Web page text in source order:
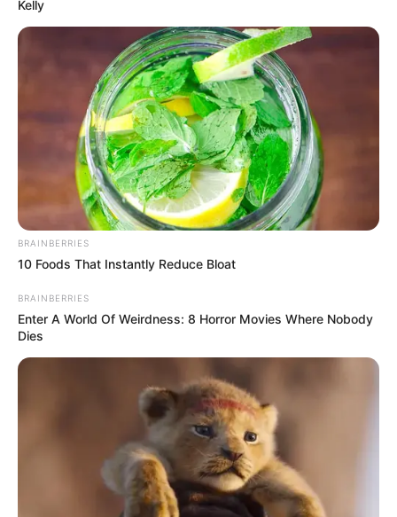
Kelly
BRAINBERRIES
10 Foods That Instantly Reduce Bloat
BRAINBERRIES
Enter A World Of Weirdness: 8 Horror Movies Where Nobody
Dies